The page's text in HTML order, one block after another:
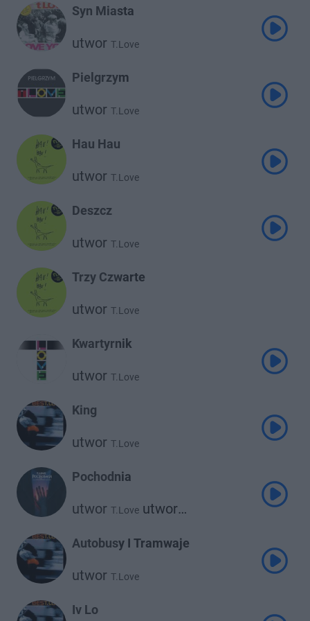
Syn Miasta
utwor T.Love
Pielgrzym
utwor T.Love
Hau Hau
utwor T.Love
Deszcz
utwor T.Love
Trzy Czwarte
utwor T.Love
Kwartyrnik
utwor T.Love
King
utwor T.Love
Pochodnia
utwor T.Love utwor
Kasia Sienkiewicz
Autobusy I Tramwaje
utwor T.Love
Iv Lo